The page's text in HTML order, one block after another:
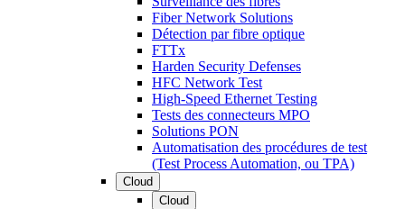
Fiber Network Solutions
Détection par fibre optique
FTTx
Harden Security Defenses
HFC Network Test
High-Speed Ethernet Testing
Tests des connecteurs MPO
Solutions PON
Automatisation des procédures de test
(Test Process Automation, ou TPA)
Cloud
Cloud